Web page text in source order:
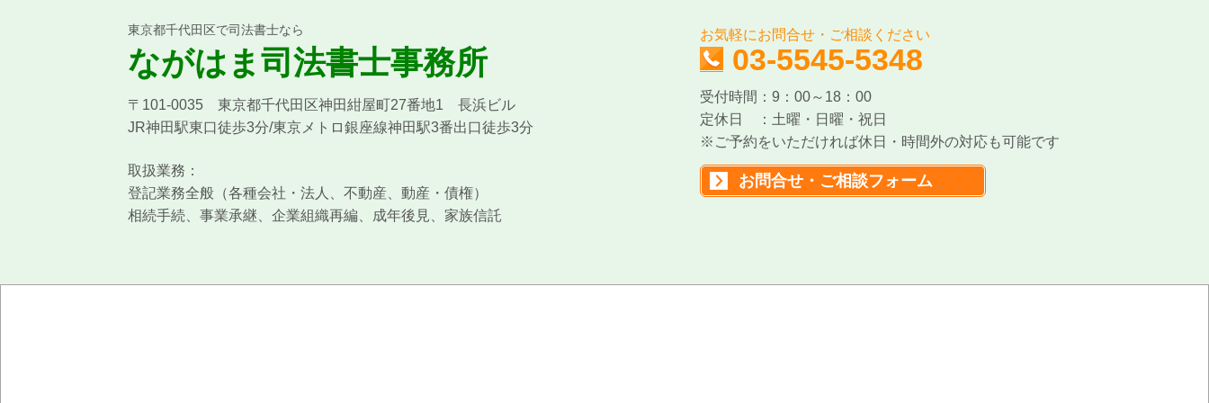
東京都千代田区で司法書士なら
ながはま司法書士事務所
〒101-0035 東京都千代田区神田紺屋町27番地1 長浜ビル
JR神田駅東口徒歩3分/東京メトロ銀座線神田駅3番出口徒歩3分
取扱業務：
登記業務全般（各種会社・法人、不動産、動産・債権）
相続手続、事業承継、企業組織再編、成年後見、家族信託
お気軽にお問合せ・ご相談ください
03-5545-5348
受付時間：9：00～18：00
定休日 ：土曜・日曜・祝日
※ご予約をいただければ休日・時間外の対応も可能です
お問合せ・ご相談フォーム